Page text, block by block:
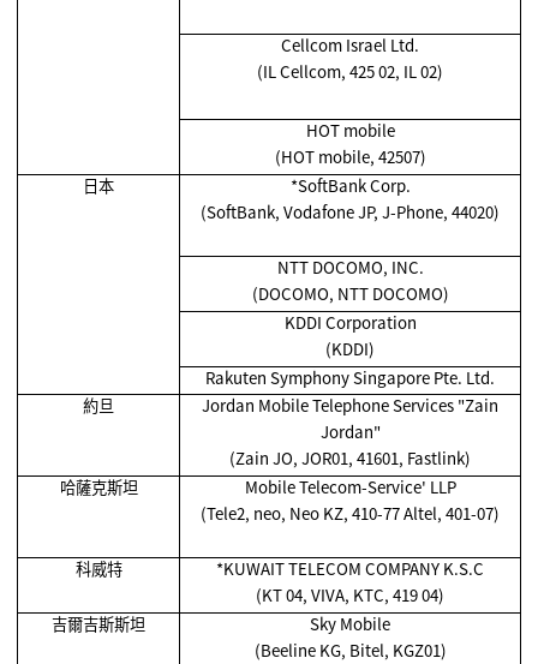
Cellcom Israel Ltd.
(IL Cellcom, 425 02, IL 02)
HOT mobile
(HOT mobile, 42507)
日本
*SoftBank Corp.
(SoftBank, Vodafone JP, J-Phone, 44020)
NTT DOCOMO, INC.
(DOCOMO, NTT DOCOMO)
KDDI Corporation
(KDDI)
Rakuten Symphony Singapore Pte. Ltd.
約旦
Jordan Mobile Telephone Services "Zain
Jordan"
(Zain JO, JOR01, 41601, Fastlink)
哈薩克斯坦
Mobile Telecom-Service' LLP
(Tele2, neo, Neo KZ, 410-77 Altel, 401-07)
科威特
*KUWAIT TELECOM COMPANY K.S.C
(KT 04, VIVA, KTC, 419 04)
吉爾吉斯斯坦
Sky Mobile
(Beeline KG, Bitel, KGZ01)